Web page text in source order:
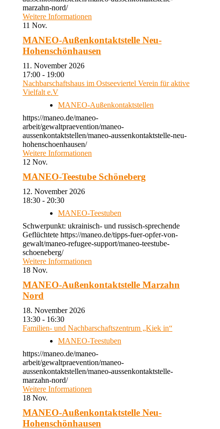
marzahn-nord/
Weitere Informationen
11 Nov.
MANEO-Außenkontaktstelle Neu-
Hohenschönhausen
11. November 2026
17:00 - 19:00
Nachbarschaftshaus im Ostseeviertel Verein für aktive
Vielfalt e.V
MANEO-Außenkontaktstellen
https://maneo.de/maneo-
arbeit/gewaltpraevention/maneo-
aussenkontaktstellen/maneo-aussenkontaktstelle-neu-
hohenschoenhausen/
Weitere Informationen
12 Nov.
MANEO-Teestube Schöneberg
12. November 2026
18:30 - 20:30
MANEO-Teestuben
Schwerpunkt: ukrainisch- und russisch-sprechende
Geflüchtete https://maneo.de/tipps-fuer-opfer-von-
gewalt/maneo-refugee-support/maneo-teestube-
schoeneberg/
Weitere Informationen
18 Nov.
MANEO-Außenkontaktstelle Marzahn
Nord
18. November 2026
13:30 - 16:30
Familien- und Nachbarschaftszentrum „Kiek in“
MANEO-Teestuben
https://maneo.de/maneo-
arbeit/gewaltpraevention/maneo-
aussenkontaktstellen/maneo-aussenkontaktstelle-
marzahn-nord/
Weitere Informationen
18 Nov.
MANEO-Außenkontaktstelle Neu-
Hohenschönhausen